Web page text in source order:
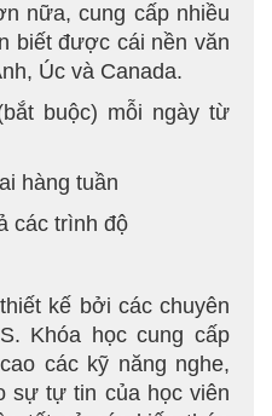
nữa, cung cấp nhiều
biết được cái nền văn
Úc và Canada.
buộc) mỗi ngày từ
hàng tuần
các trình độ
kế bởi các chuyên
Khóa học cung cấp
các kỹ năng nghe,
sự tự tin của học viên